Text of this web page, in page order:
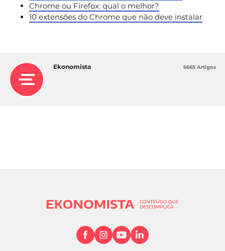
Chrome ou Firefox: qual o melhor?
10 extensões do Chrome que não deve instalar
Ekonomista 6665 Artigos